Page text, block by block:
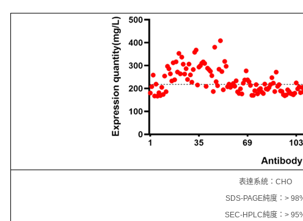
表達系統：CHO
SDS-PAGE純度：>
SEC-HPLC純度：>